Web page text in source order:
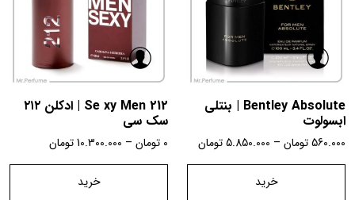
Bentley Absolute | بنتلی
ابسولوت
560.000تومان –
5.850.000تومان
خرید
212 Se xy Men | ادکلن ۲۱۲
سک سی
0 تومان –
10.300.000تومان
خرید